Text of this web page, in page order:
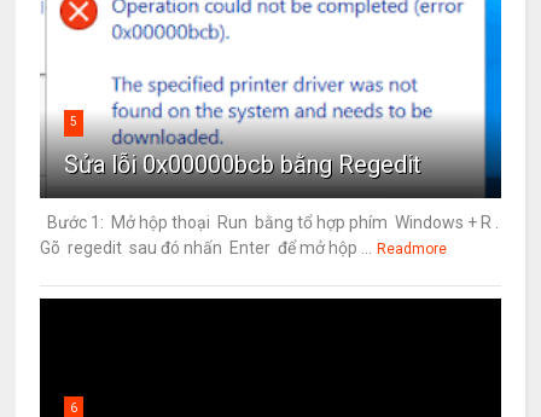
5
Sửa lỗi 0x00000bcb bằng Regedit
Bước 1: Mở hộp thoại Run bằng tổ hợp phím Windows + R .
Gõ regedit sau đó nhấn Enter để mở hộp ...
Readmore
6